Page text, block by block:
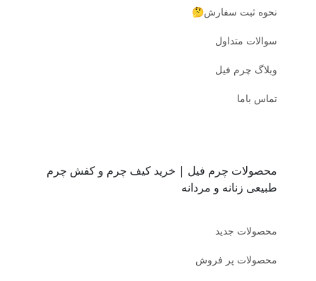
نحوه ثبت سفارش🤔
سوالات متداول
وبلاگ چرم فیل
تماس باما
محصولات چرم فیل | خرید کیف چرم و کفش چرم
طبیعی زنانه و مردانه
محصولات جدید
محصولات پر فروش